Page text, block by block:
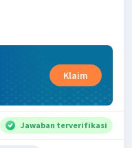
Klaim
Jawaban terverifikasi